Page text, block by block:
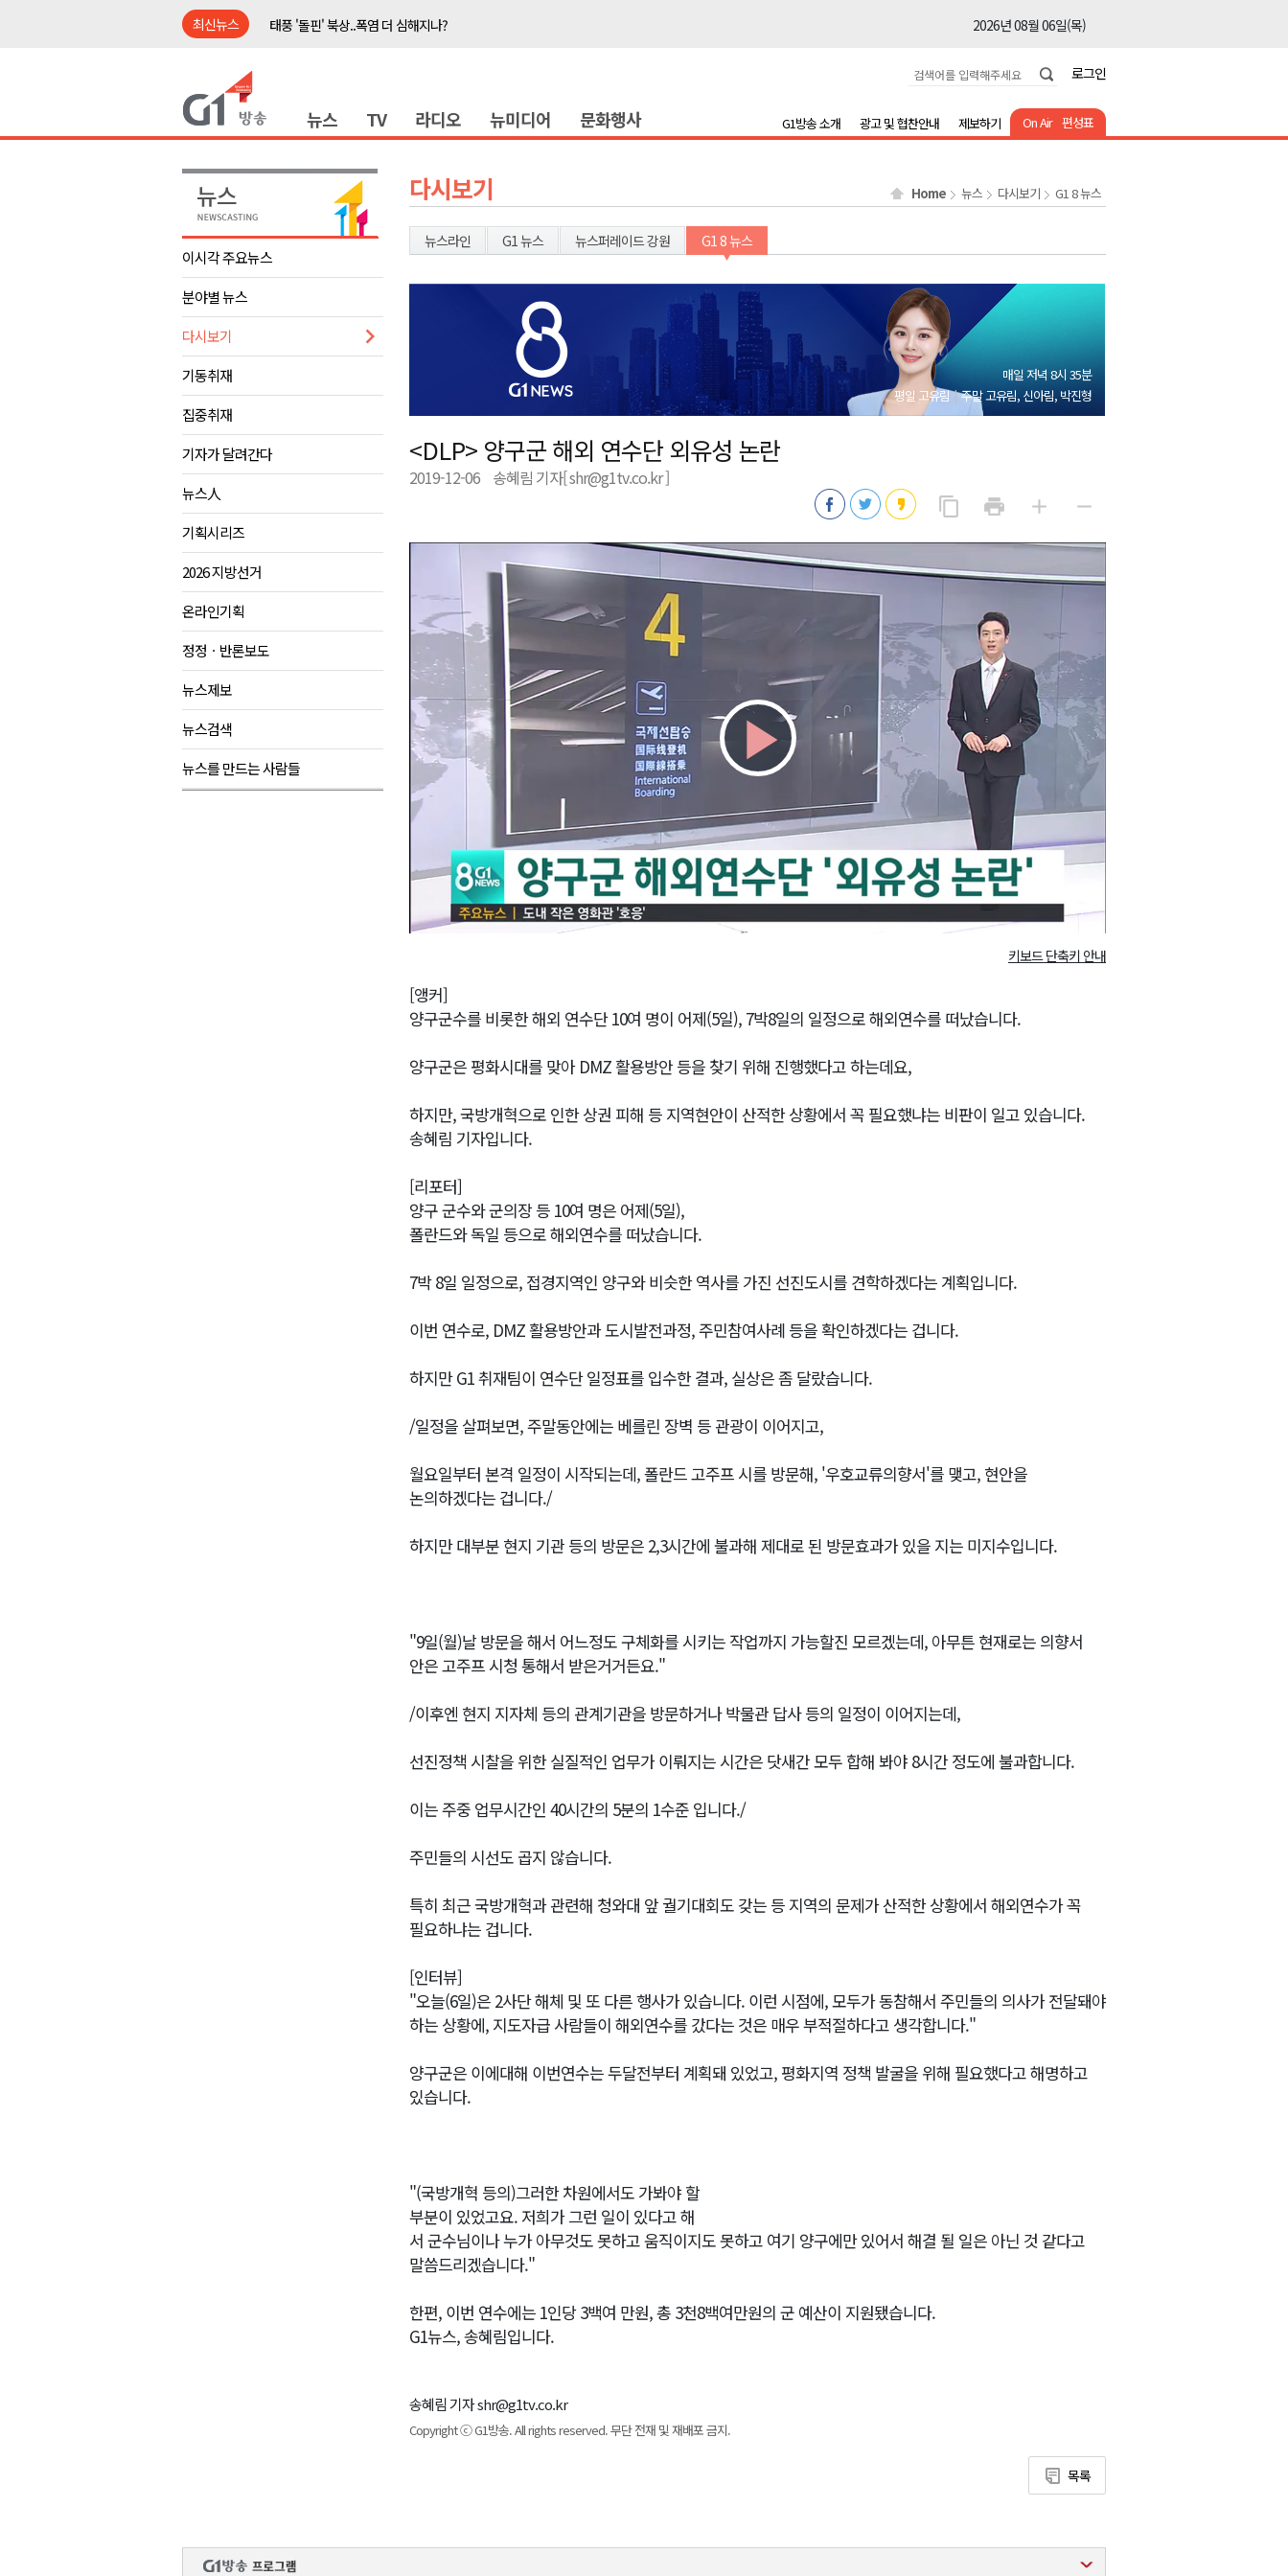
최신뉴스
태풍 '돌핀' 북상..폭염 더 심해지나?
2026년 08월 06일(목)
2026년 08월 06일(목)
제43회 홍천군민의 날 기념행사 개최
2026년 08월 06일(목)
<강원랜드> 관광객이 인구 3배..싱가포르 복합리조트
<강원랜드> 마카오 카지노 "복합리조트로 진화 중"
2026년 08월 06일(목)
민선9기 양양군 공약사업 추진 전략 보고회 개최
2026년 08월 06일(목)
태풍 '돌핀' 북상..폭염 더 심해지나?
2026년 08월 06일(목)
강릉시, 민선9기 21개 읍면동 타운홀 미팅 성료
2026년 08월 06일(목)
횡성군, 광복절 맞아 태극기 나눔 행사
2026년 08월 06일(목)
양구군, 원주환경청에 비점오염저감 사업 등 건의
<강원랜드> 관광객이 인구 3배..싱가포르 복합리조트
<강원랜드> 마카오 카지노 "복합리조트로 진화 중"
2026년 08월 06일(목)
민선9기 양양군 공약사업 추진 전략 보고회 개최
2026년 08월 06일(목)
로그인
뉴스 TV 라디오 뉴미디어 문화행사 On Air 편성표
G1방송 소개 광고 및 협찬안내 제보하기
이시각 주요뉴스
분야별 뉴스
다시보기
기동취재
집중취재
기자가 달려간다
뉴스人
기획시리즈
2026 지방선거
온라인기획
정정ㆍ반론보도
뉴스제보
뉴스검색
뉴스를 만드는 사람들
다시보기 Home 뉴스 다시보기 G1 8 뉴스
뉴스라인 G1 뉴스 뉴스퍼레이드 강원 G1 8 뉴스
매일 저녁 8시 35분
평일 고유림
주말 고유림, 신아림, 박진형
<DLP> 양구군 해외 연수단 외유성 논란
2019-12-06 송혜림 기자[ shr@g1tv.co.kr ]
content_copy
사
print add
게
remove
게
Play
Video
키보드 단축키 안내
[앵커]
양구군수를 비롯한 해외 연수단 10여 명이 어제(5일), 7박8일의 일정으로 해외연수를 떠났습니다.
양구군은 평화시대를 맞아 DMZ 활용방안 등을 찾기 위해 진행했다고 하는데요,
하지만, 국방개혁으로 인한 상권 피해 등 지역현안이 산적한 상황에서 꼭 필요했냐는 비판이 일고 있습니다.
송혜림 기자입니다.
[리포터]
양구 군수와 군의장 등 10여 명은 어제(5일),
폴란드와 독일 등으로 해외연수를 떠났습니다.
7박 8일 일정으로, 접경지역인 양구와 비슷한 역사를 가진 선진도시를 견학하겠다는 계획입니다.
이번 연수로, DMZ 활용방안과 도시발전과정, 주민참여사례 등을 확인하겠다는 겁니다.
하지만 G1 취재팀이 연수단 일정표를 입수한 결과, 실상은 좀 달랐습니다.
/일정을 살펴보면, 주말동안에는 베를린 장벽 등 관광이 이어지고,
월요일부터 본격 일정이 시작되는데, 폴란드 고주프 시를 방문해, '우호교류의향서'를 맺고, 현안을
논의하겠다는 겁니다./
하지만 대부분 현지 기관 등의 방문은 2,3시간에 불과해 제대로 된 방문효과가 있을 지는 미지수입니다.
"9일(월)날 방문을 해서 어느정도 구체화를 시키는 작업까지 가능할진 모르겠는데, 아무튼 현재로는 의향서
안은 고주프 시청 통해서 받은거거든요."
/이후엔 현지 지자체 등의 관계기관을 방문하거나 박물관 답사 등의 일정이 이어지는데,
선진정책 시찰을 위한 실질적인 업무가 이뤄지는 시간은 닷새간 모두 합해 봐야 8시간 정도에 불과합니다.
이는 주중 업무시간인 40시간의 5분의 1수준 입니다./
주민들의 시선도 곱지 않습니다.
특히 최근 국방개혁과 관련해 청와대 앞 궐기대회도 갖는 등 지역의 문제가 산적한 상황에서 해외연수가 꼭
필요하냐는 겁니다.
[인터뷰]
"오늘(6일)은 2사단 해체 및 또 다른 행사가 있습니다. 이런 시점에, 모두가 동참해서 주민들의 의사가 전달돼야
하는 상황에, 지도자급 사람들이 해외연수를 갔다는 것은 매우 부적절하다고 생각합니다."
양구군은 이에대해 이번연수는 두달전부터 계획돼 있었고, 평화지역 정책 발굴을 위해 필요했다고 해명하고
있습니다.
"(국방개혁 등의)그러한 차원에서도 가봐야 할
부분이 있었고요. 저희가 그런 일이 있다고 해
서 군수님이나 누가 아무것도 못하고 움직이지도 못하고 여기 양구에만 있어서 해결 될 일은 아닌 것 같다고
말씀드리겠습니다."
한편, 이번 연수에는 1인당 3백여 만원, 총 3천8백여만원의 군 예산이 지원됐습니다.
G1뉴스, 송혜림입니다.
송혜림 기자 shr@g1tv.co.kr
Copyright ⓒ G1방송. All rights reserved. 무단 전재 및 재배포 금지.
목록